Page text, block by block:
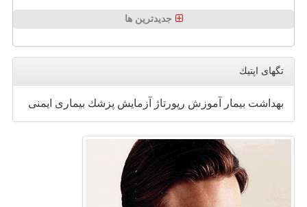
جدیدترین ها
تگهای اپتیك
بهداشت بیمار آموزش رپورتاژ آزمایش پزشك بیماری ایمنی